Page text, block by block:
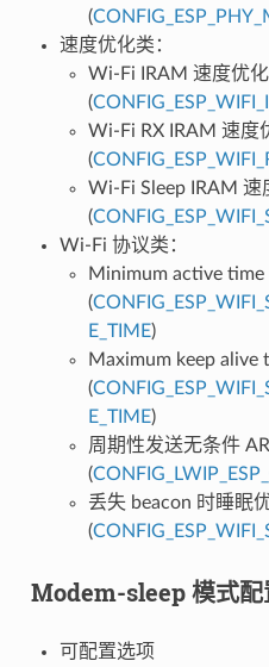
(
速度优化类：
Wi-Fi IRAM 速度优化
(
Wi-Fi RX IRAM 速度
(
Wi-Fi Sleep IRAM 速
(
Wi-Fi 协议类：
Minimum active time
(
E_TIME)
Maximum keep alive
(
E_TIME)
周期性发送无条件
(
丢失 beacon 时睡眠
(
Modem-sleep 模式配
可配置选项